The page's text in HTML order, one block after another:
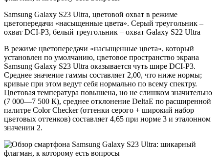
Samsung Galaxy S23 Ultra, цветовой охват в режиме
цветопередачи «насыщенные цвета». Серый треугольник –
охват DCI-P3, белый треугольник – охват Galaxy S22 Ultra
В режиме цветопередачи «насыщенные цвета», который
установлен по умолчанию, цветовое пространство экрана
Samsung Galaxy S23 Ultra оказывается чуть шире DCI-P3.
Среднее значение гаммы составляет 2,00, что ниже нормы;
кривые при этом ведут себя нормально по всему спектру.
Цветовая температура повышена, но не слишком значительно
(7 000—7 500 К), среднее отклонение DeltaE по расширенной
палитре Color Checker (оттенки серого + широкий набор
цветовых оттенков) составляет 4,65 при норме 3 и эталонном
значении 2.